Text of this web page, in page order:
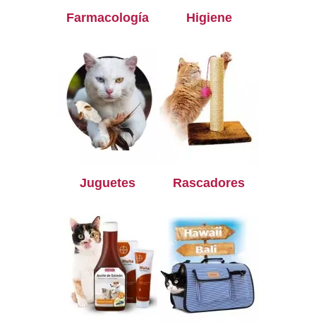
Farmacología Higiene
Juguetes Rascadores